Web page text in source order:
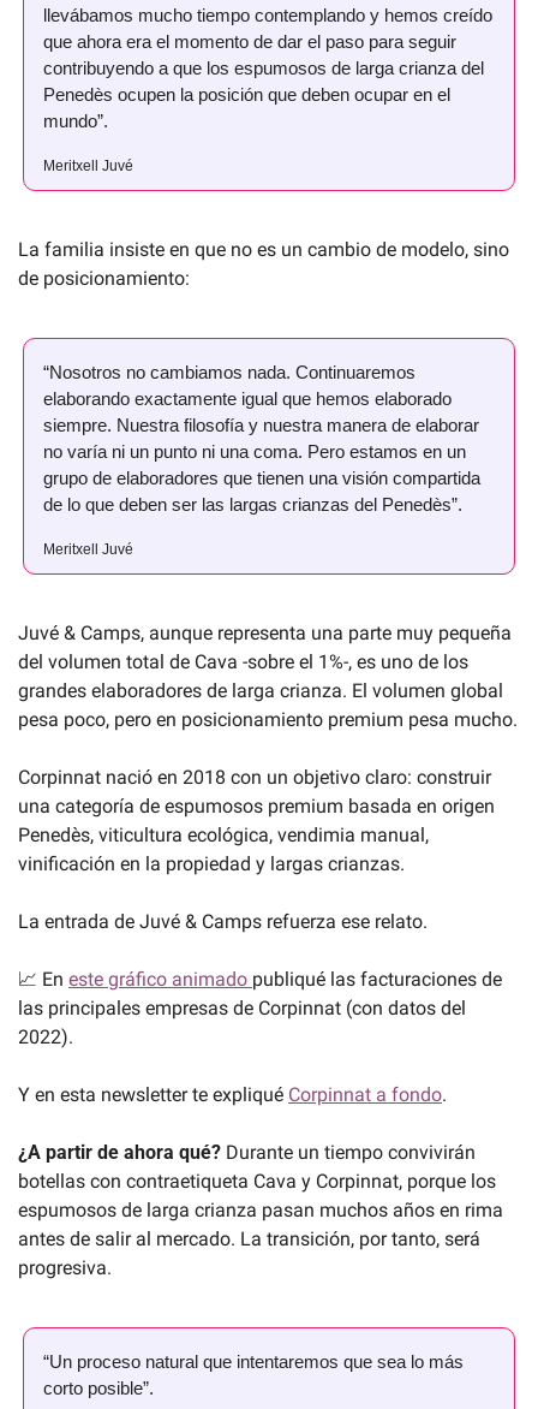
llevábamos mucho tiempo contemplando y hemos creído
que ahora era el momento de dar el paso para seguir
contribuyendo a que los espumosos de larga crianza del
Penedès ocupen la posición que deben ocupar en el
mundo”.
Meritxell Juvé
La familia insiste en que no es un cambio de modelo, sino
de posicionamiento:
“Nosotros no cambiamos nada. Continuaremos
elaborando exactamente igual que hemos elaborado
siempre. Nuestra filosofía y nuestra manera de elaborar
no varía ni un punto ni una coma. Pero estamos en un
grupo de elaboradores que tienen una visión compartida
de lo que deben ser las largas crianzas del Penedès”.
Meritxell Juvé
Juvé & Camps, aunque representa una parte muy pequeña
del volumen total de Cava -sobre el 1%-, es uno de los
grandes elaboradores de larga crianza. El volumen global
Corpinnat nació en 2018 con un objetivo claro: construir
una categoría de espumosos premium basada en origen
Penedès, viticultura ecológica, vendimia manual,
vinificación en la propiedad y largas crianzas.
La entrada de Juvé & Camps refuerza ese relato.
📈 En este gráfico animado publiqué las facturaciones de
las principales empresas de Corpinnat (con datos del
2022).
Y en esta newsletter te expliqué Corpinnat a fondo.
¿A partir de ahora qué? Durante un tiempo convivirán
botellas con contraetiqueta Cava y Corpinnat, porque los
espumosos de larga crianza pasan muchos años en rima
antes de salir al mercado. La transición, por tanto, será
progresiva.
“Un proceso natural que intentaremos que sea lo más
corto posible”.